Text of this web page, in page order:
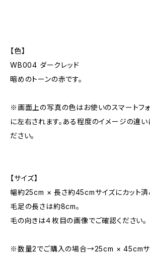
【色】
WB004 ダークレッド
暗めのトーンの赤です。
※画面上の写真の色はお使いのスマートフ
に左右されます。ある程度のイメージの違い
ださい。
【サイズ】
幅約25cm × 長さ約45cmサイズにカット済
毛足の長さは約8cm。
毛の向きは４枚目の画像でご確認ください。
※数量2でご購入の場合→25cm × 45cmサ